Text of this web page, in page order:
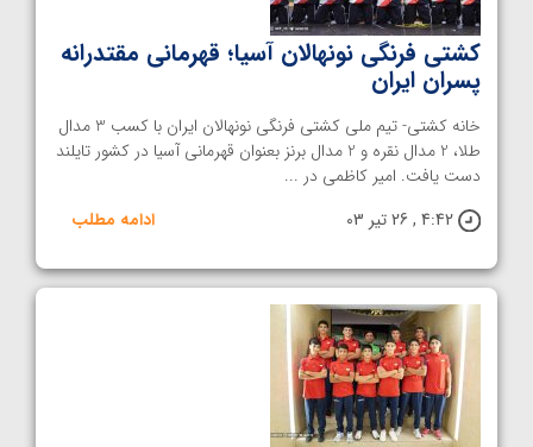
کشتی فرنگی نونهالان آسیا؛ قهرمانی مقتدرانه
پسران ایران
خانه کشتی- تیم ملی کشتی فرنگی نونهالان ایران با کسب 3 مدال
طلا، 2 مدال نقره و 2 مدال برنز بعنوان قهرمانی آسیا در کشور تایلند
دست یافت. امیر کاظمی در ...
4:42 , 26 تیر 03
ادامه مطلب